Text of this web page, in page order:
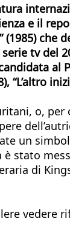
e il
che
tv del
al
“L’altro
o,
un
è stato
di
vedere